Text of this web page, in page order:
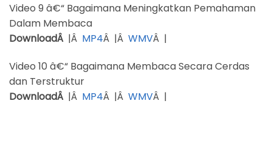
Video 9 â€“ Bagaimana Meningkatkan Pemahaman
Dalam Membaca
DownloadÂ |Â MP4Â |Â WMVÂ |
Video 10 â€“ Bagaimana Membaca Secara Cerdas
dan Terstruktur
DownloadÂ |Â MP4Â |Â WMVÂ |